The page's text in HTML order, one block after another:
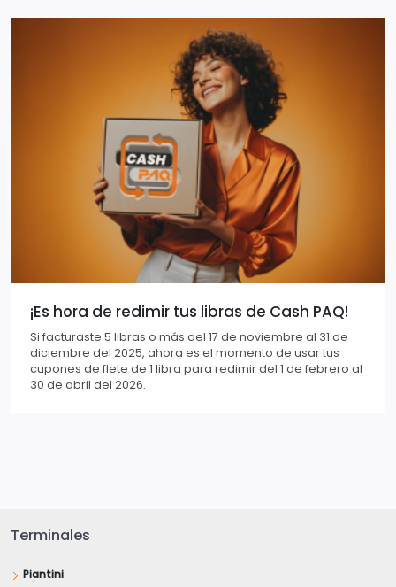
¡Es hora de redimir tus libras de Cash PAQ!
Si facturaste 5 libras o más del 17 de noviembre al 31 de
diciembre del 2025, ahora es el momento de usar tus
cupones de flete de 1 libra para redimir del 1 de febrero al
30 de abril del 2026.
Terminales
Piantini